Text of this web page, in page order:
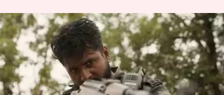
அமரன் வசூல் வேட்டை;
முதல் நாள் பாக்ஸ்
ஆபிஸில் இந்தியன் 2
சாதனை முறியடிப்பு
எழுதியவர் Sekar Chinnappan Nov 01, 2024 08:11 am